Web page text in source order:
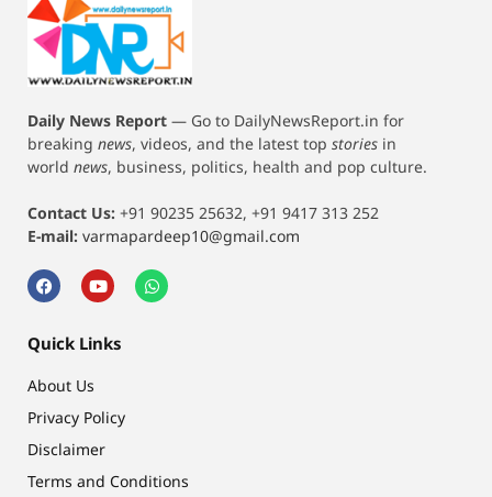
Daily News Report — Go to DailyNewsReport.in for
breaking news, videos, and the latest top stories in
world news, business, politics, health and pop culture.
Contact Us: +91 90235 25632, +91 9417 313 252
E-mail: varmapardeep10@gmail.com
Quick Links
About Us
Privacy Policy
Disclaimer
Terms and Conditions